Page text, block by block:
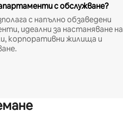
с обслужване?
с напълно обзаведени
идеални за настаняване на
корпоративни жилища и